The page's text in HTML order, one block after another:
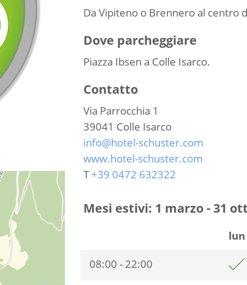
Da Vipiteno o Brennero al centro
Dove parcheggiare
Piazza Ibsen a Colle Isarco.
Contatto
Via Parrocchia 1
39041 Colle Isarco
info@hotel-schuster.com
www.hotel-schuster.com
T+39 0472 632322
Mesi estivi: 1 marzo - 31
lun
08:00 - 22:00